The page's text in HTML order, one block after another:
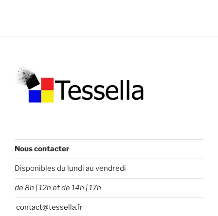
Nous contacter
Disponibles du lundi au vendredi
de 8h | 12h et de 14h | 17h
contact@tessella.fr